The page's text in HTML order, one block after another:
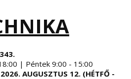
| Péntek 9:00 - 15:00
AUGUSZTUS 12. (HÉTFŐ -